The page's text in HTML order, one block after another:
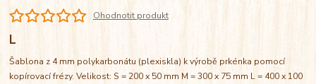
Ohodnotit produkt
L
Šablona z 4 mm polykarbonátu (plexiskla) k výrobě prkénka pomocí
kopírovací frézy. Velikost: S = 200 x 50 mm M = 300 x 75 mm L = 400 x 100